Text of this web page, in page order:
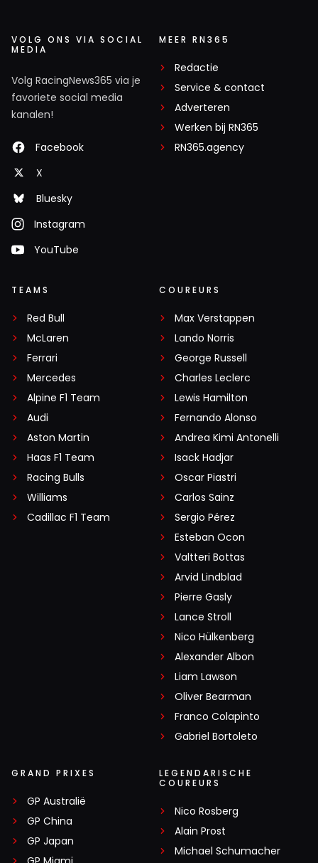
VOLG ONS VIA SOCIAL
MEDIA
Volg RacingNews365 via je
favoriete social media
kanalen!
Facebook
X
Bluesky
Instagram
YouTube
MEER RN365
Redactie
Service & contact
Adverteren
Werken bij RN365
RN365.agency
TEAMS
Red Bull
McLaren
Ferrari
Mercedes
Alpine F1 Team
Audi
Aston Martin
Haas F1 Team
Racing Bulls
Williams
Cadillac F1 Team
COUREURS
Max Verstappen
Lando Norris
George Russell
Charles Leclerc
Lewis Hamilton
Fernando Alonso
Andrea Kimi Antonelli
Isack Hadjar
Oscar Piastri
Carlos Sainz
Sergio Pérez
Esteban Ocon
Valtteri Bottas
Arvid Lindblad
Pierre Gasly
Lance Stroll
Nico Hülkenberg
Alexander Albon
Liam Lawson
Oliver Bearman
Franco Colapinto
Gabriel Bortoleto
GRAND PRIXES
GP Australië
GP China
GP Japan
LEGENDARISCHE
COUREURS
Nico Rosberg
Alain Prost
Michael Schumacher